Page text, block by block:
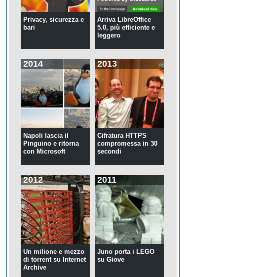
Privacy, sicurezza e
bari
Arriva LibreOffice
5.0, più efficiente e
leggero
2014
Napoli lascia il
Pinguino e ritorna
con Microsoft
2013
Cifratura HTTPS
compromessa in 30
secondi
2012
Un milione e mezzo
di torrent su Internet
Archive
2011
Juno porta i LEGO
su Giove